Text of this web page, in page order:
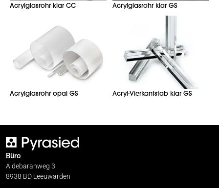
Acrylglasrohr klar CC Acrylglasrohr klar GS
Acrylglasrohr opal GS Acryl-Vierkantstab klar GS
Büro
Aldebaranweg 3
8938 BD Leeuwarden